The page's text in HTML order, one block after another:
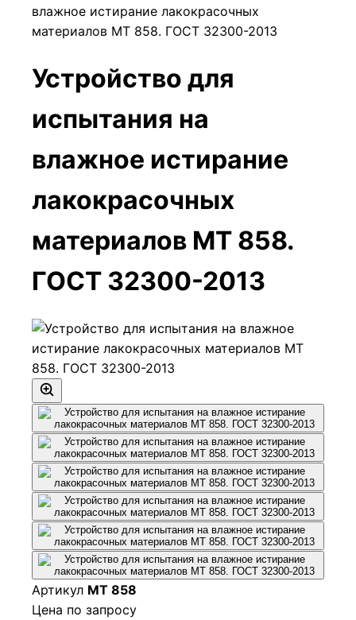
влажное истирание лакокрасочных
материалов МТ 858. ГОСТ 32300-2013
Устройство для
испытания на
влажное истирание
лакокрасочных
материалов МТ 858.
ГОСТ 32300-2013
Артикул МТ 858
Цена по запросу